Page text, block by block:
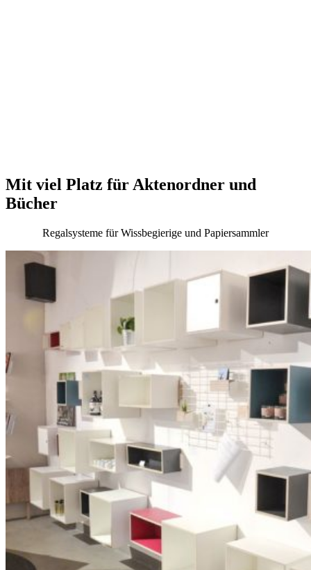
Mit viel Platz für Aktenordner und
Bücher
Regalsysteme für Wissbegierige und Papiersammler